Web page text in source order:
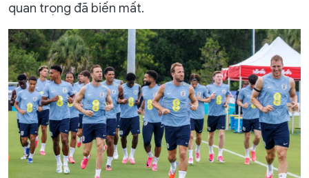
quan trọng đã biến mất.